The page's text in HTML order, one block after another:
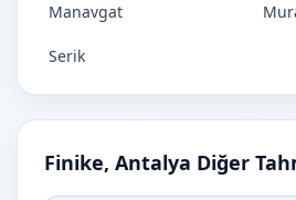
Manavgat
Serik
Finike, Antalya Diğer